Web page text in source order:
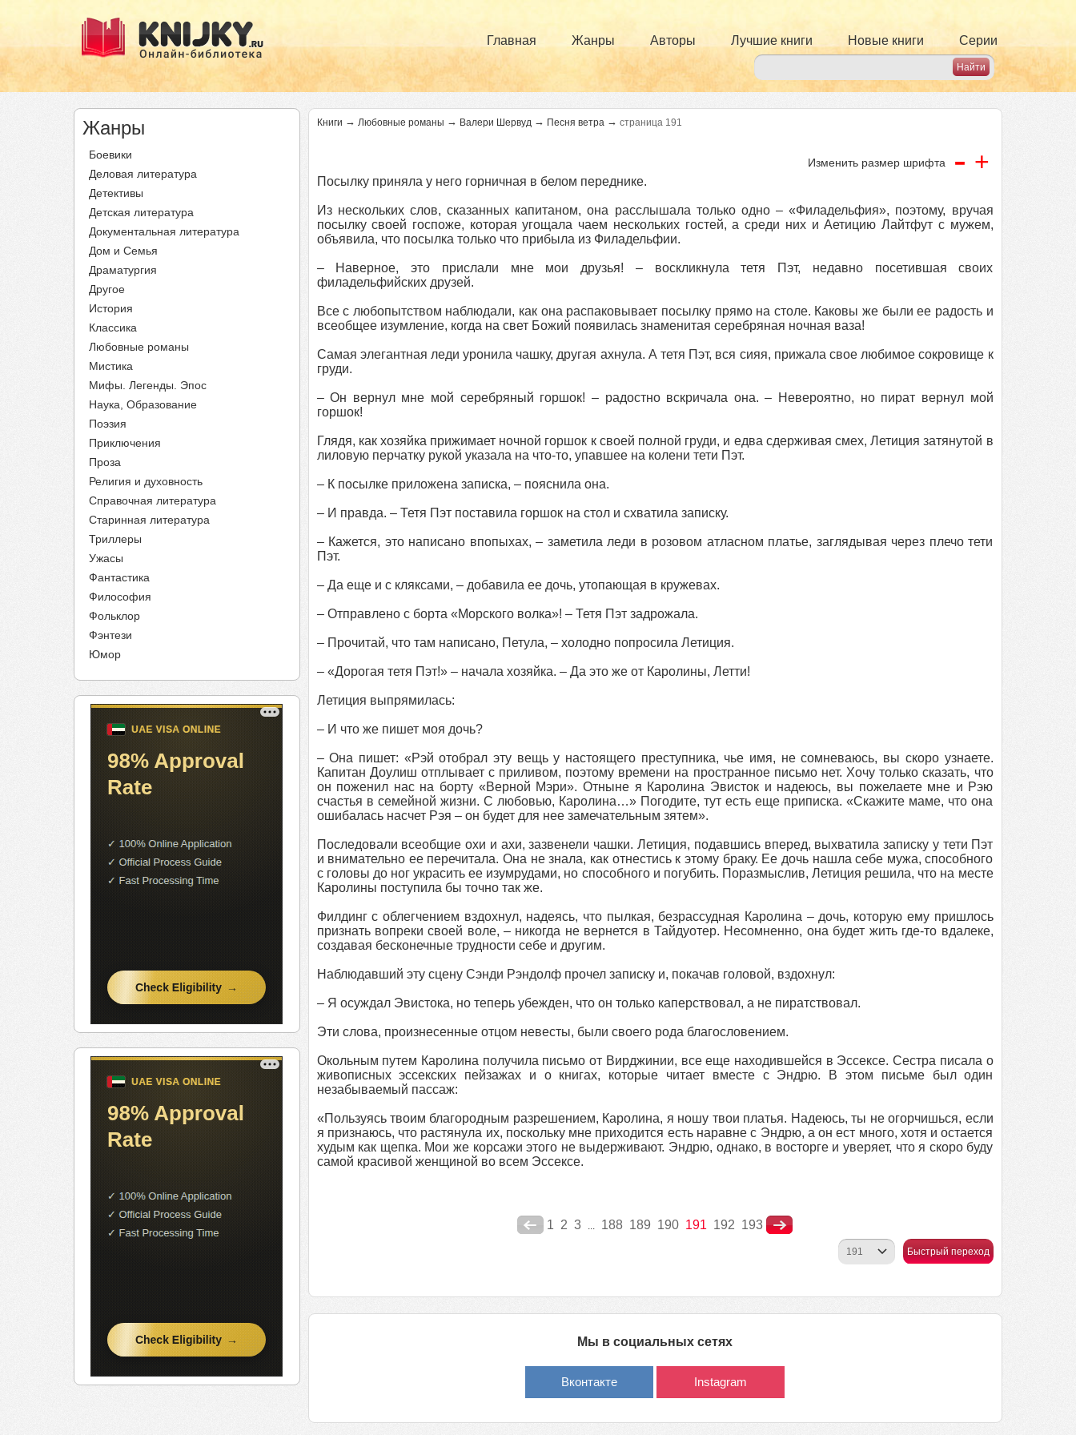
Главная Жанры Авторы Лучшие книги Новые книги Серии
Жанры
Боевики
Деловая литература
Детективы
Детская литература
Документальная литература
Дом и Семья
Драматургия
Другое
История
Классика
Любовные романы
Мистика
Мифы. Легенды. Эпос
Наука, Образование
Поэзия
Приключения
Проза
Религия и духовность
Справочная литература
Старинная литература
Триллеры
Ужасы
Фантастика
Философия
Фольклор
Фэнтези
Юмор
Книги → Любовные романы → Валери Шервуд → Песня ветра → страница 191
Изменить размер шрифта - +
Посылку приняла у него горничная в белом переднике.
Из нескольких слов, сказанных капитаном, она расслышала только одно – «Филадельфия», поэтому, вручая
посылку своей госпоже, которая угощала чаем нескольких гостей, а среди них и Аетицию Лайтфут с мужем,
объявила, что посылка только что прибыла из Филадельфии.
– Наверное, это прислали мне мои друзья! – воскликнула тетя Пэт, недавно посетившая своих
филадельфийских друзей.
Все с любопытством наблюдали, как она распаковывает посылку прямо на столе. Каковы же были ее радость и
всеобщее изумление, когда на свет Божий появилась знаменитая серебряная ночная ваза!
Самая элегантная леди уронила чашку, другая ахнула. А тетя Пэт, вся сияя, прижала свое любимое сокровище к
груди.
– Он вернул мне мой серебряный горшок! – радостно вскричала она. – Невероятно, но пират вернул мой
горшок!
Глядя, как хозяйка прижимает ночной горшок к своей полной груди, и едва сдерживая смех, Летиция затянутой в
лиловую перчатку рукой указала на что-то, упавшее на колени тети Пэт.
– К посылке приложена записка, – пояснила она.
– И правда. – Тетя Пэт поставила горшок на стол и схватила записку.
– Кажется, это написано впопыхах, – заметила леди в розовом атласном платье, заглядывая через плечо тети
Пэт.
– Да еще и с кляксами, – добавила ее дочь, утопающая в кружевах.
– Отправлено с борта «Морского волка»! – Тетя Пэт задрожала.
– Прочитай, что там написано, Петула, – холодно попросила Летиция.
– «Дорогая тетя Пэт!» – начала хозяйка. – Да это же от Каролины, Летти!
Летиция выпрямилась:
– И что же пишет моя дочь?
– Она пишет: «Рэй отобрал эту вещь у настоящего преступника, чье имя, не сомневаюсь, вы скоро узнаете.
Капитан Доулиш отплывает с приливом, поэтому времени на пространное письмо нет. Хочу только сказать, что
он поженил нас на борту «Верной Мэри». Отныне я Каролина Эвисток и надеюсь, вы пожелаете мне и Рэю
счастья в семейной жизни. С любовью, Каролина…» Погодите, тут есть еще приписка. «Скажите маме, что она
ошибалась насчет Рэя – он будет для нее замечательным зятем».
Последовали всеобщие охи и ахи, зазвенели чашки. Летиция, подавшись вперед, выхватила записку у тети Пэт
и внимательно ее перечитала. Она не знала, как отнестись к этому браку. Ее дочь нашла себе мужа, способного
с головы до ног украсить ее изумрудами, но способного и погубить. Поразмыслив, Летиция решила, что на месте
Каролины поступила бы точно так же.
Филдинг с облегчением вздохнул, надеясь, что пылкая, безрассудная Каролина – дочь, которую ему пришлось
признать вопреки своей воле, – никогда не вернется в Тайдуотер. Несомненно, она будет жить где-то вдалеке,
создавая бесконечные трудности себе и другим.
Наблюдавший эту сцену Сэнди Рэндолф прочел записку и, покачав головой, вздохнул:
– Я осуждал Эвистока, но теперь убежден, что он только каперствовал, а не пиратствовал.
Эти слова, произнесенные отцом невесты, были своего рода благословением.
Окольным путем Каролина получила письмо от Вирджинии, все еще находившейся в Эссексе. Сестра писала о
живописных эссекских пейзажах и о книгах, которые читает вместе с Эндрю. В этом письме был один
незабываемый пассаж:
«Пользуясь твоим благородным разрешением, Каролина, я ношу твои платья. Надеюсь, ты не огорчишься, если
я признаюсь, что растянула их, поскольку мне приходится есть наравне с Эндрю, а он ест много, хотя и остается
худым как щепка. Мои же корсажи этого не выдерживают. Эндрю, однако, в восторге и уверяет, что я скоро буду
самой красивой женщиной во всем Эссексе.
1 2 3 ... 188 189 190 191 192 193
Быстрый переход
Мы в социальных сетях
Вконтакте Instagram